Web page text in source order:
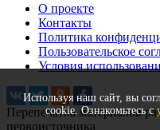
Используя наш сайт, вы
cookie. Ознакомьтесь с
О проекте
Контакты
Политика
Пользовательское
Условия
Перепечатка материалов
первоисточника